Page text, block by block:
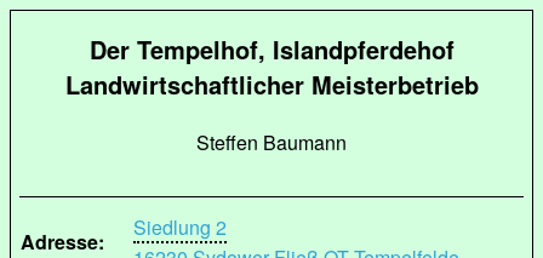
Der Tempelhof, Islandpferdehof
Landwirtschaftlicher Meisterbetrieb
Steffen Baumann
Adresse:
Siedlung 2